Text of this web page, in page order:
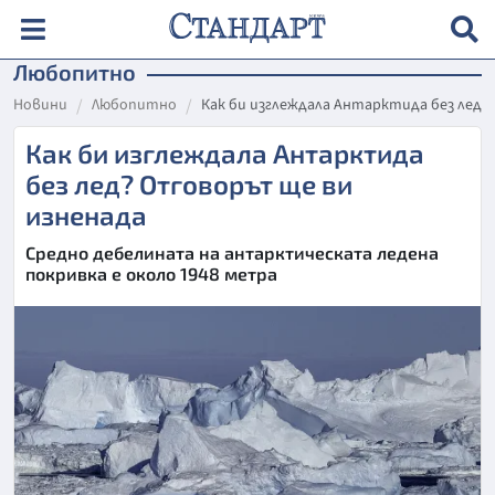
Любопитно
Новини Любопитно Как би изглеждала Антарктида без
Как би изглеждала Антарктида
без лед? Отговорът ще ви
изненада
Средно дебелината на антарктическата ледена
покривка е около 1948 метра